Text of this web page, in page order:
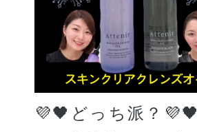
💜🖤どっち派？💜🖤